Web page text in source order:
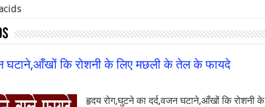
घटाने,आँखों कि रोशनी के लिए मछली के तेल के फायदे
हृदय रोग,घुटने का दर्द,वजन घटाने,आँखों कि रोशनी के